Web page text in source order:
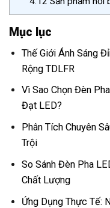
Mục lục
Thế Giới Ánh Sáng
Rộng TDLFR
Vì Sao Chọn Đèn
Đạt LED?
Phân Tích Chuyên
Trội
So Sánh Đèn Pha
Chất Lượng
Ứng Dụng Thực Tế: